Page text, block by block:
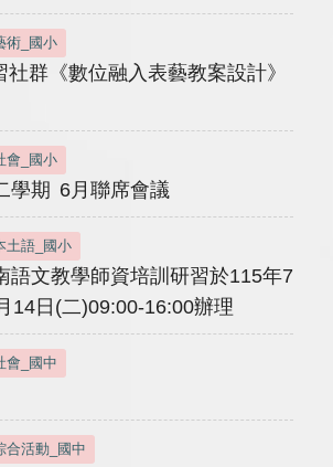
術_國小
群《數位融入表藝教案設計》
會_國小
學期 6月聯席會議
土語_國小
語文教學師資培訓研習於115年7
14日(二)09:00-16:00辦理
會_國中
合活動_國中